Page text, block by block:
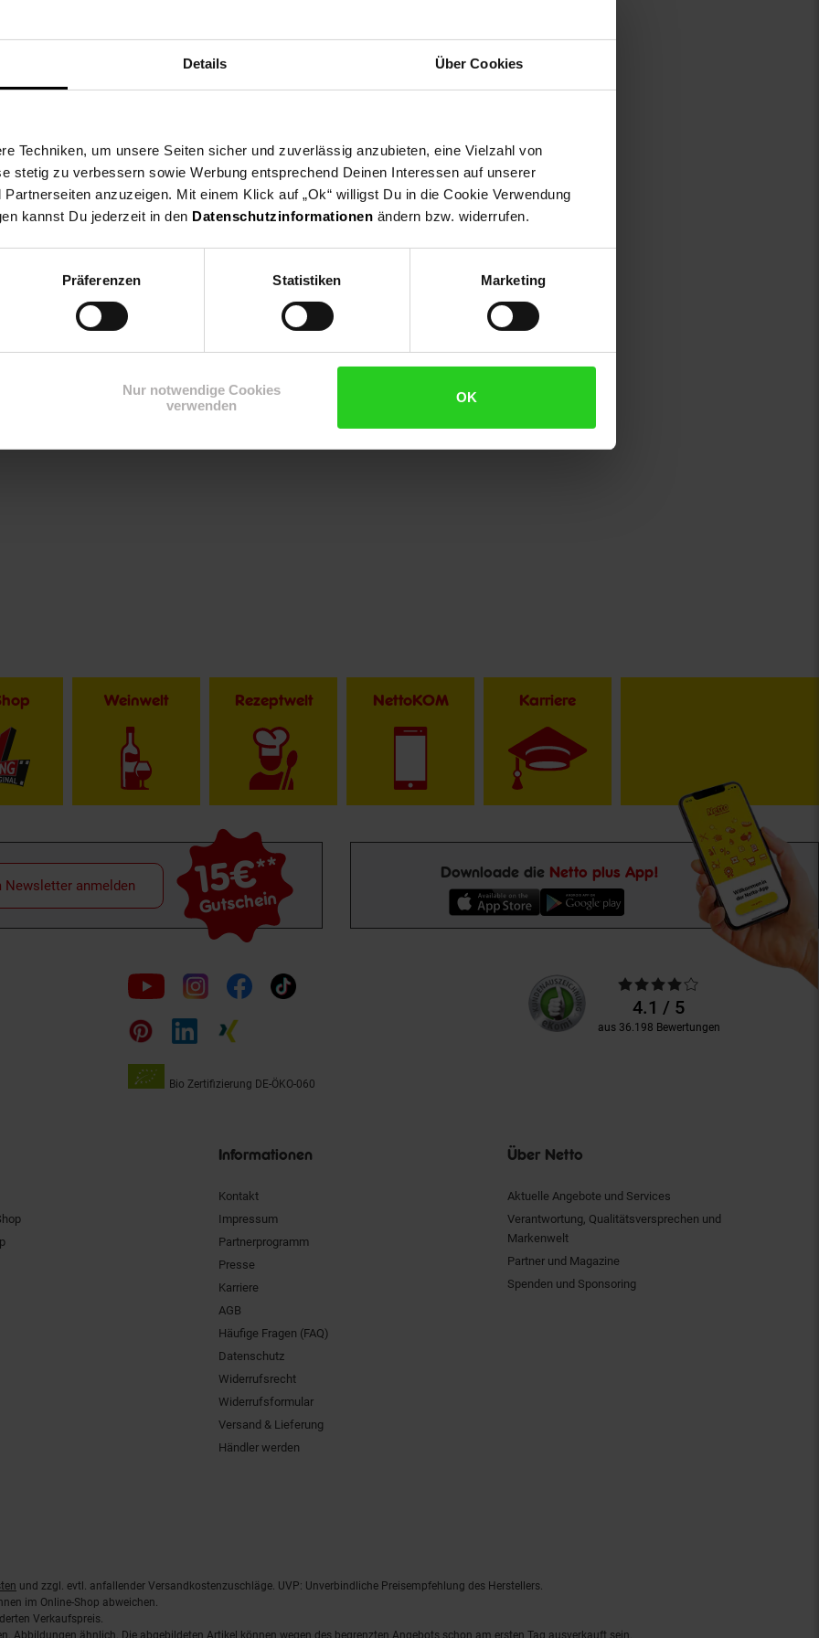
Details Über Cookies
Techniken, um unsere Seiten sicher und zuverlässig anzubieten, eine Vielzahl von
stetig zu verbessern sowie Werbung entsprechend Deinen Interessen auf unserer
anzuzeigen. Mit einem Klick auf „Ok“ willigst Du in die Cookie Verwendung
kannst Du jederzeit in den Datenschutzinformationen ändern bzw. widerrufen.
Präferenzen Statistiken Marketing
Nur notwendige Cookies
verwenden
OK
Weinwelt Rezeptwelt NettoKOM Karriere
15€**
Gutschein
Newsletter anmelden
Downloade die Netto plus App!
Folge
uns
auf
Bio Zertifizierung DE-ÖKO-060
Unsere
Kundenbewertungen
Durchschnittliche
Bewertungen4.1 / 5
aus 36.198 Bewertungen
Informationen
Kontakt
Impressum
Partnerprogramm
Presse
Karriere
AGB
Häufige Fragen (FAQ)
Datenschutz
Widerrufsrecht
Widerrufsformular
Versand & Lieferung
Händler werden
Über Netto
Aktuelle Angebote und Services
Verantwortung, Qualitätsversprechen und
Markenwelt
Partner und Magazine
Spenden und Sponsoring
und zzgl. evtl. anfallender Versandkostenzuschläge. UVP: Unverbindliche Preisempfehlung des Herstellers.
im Online-Shop abweichen.
Verkaufspreis.
Abbildungen ähnlich. Die abgebildeten Artikel können wegen des begrenzten Angebots schon am ersten Tag ausverkauft sein.